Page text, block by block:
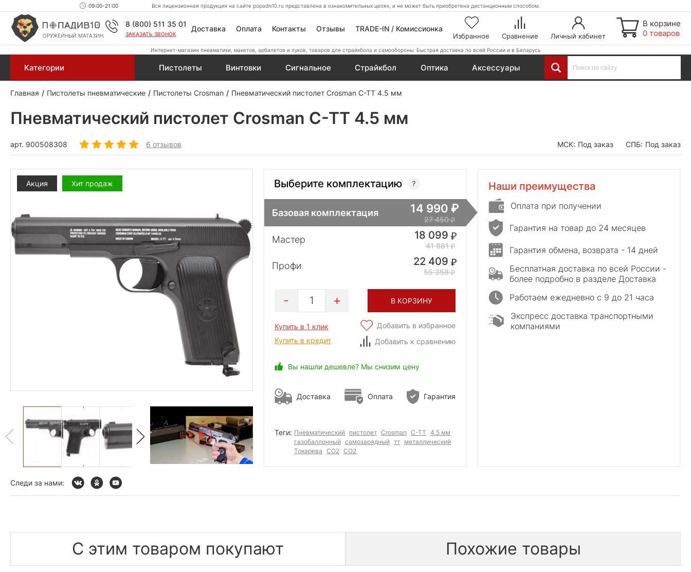
09:00-21:00 Вся лицензионная продукция на сайте popadiv10.ru представлена в ознакомительных целях, и не может быть приобретена дистанционным способом.
ОРУЖЕЙНЫЙ МАГАЗИН
8 (800) 511 35 01
ЗАКАЗАТЬ ЗВОНОК
Доставка Оплата Контакты Отзывы TRADE-IN / Комиссионка
Избранное Сравнение Личный кабинет
В корзине
0 товаров
Интернет-магазин пневматики, макетов, арбалетов и луков, товаров для страйкбола и самообороны. Быстрая доставка по всей России и в Беларусь
Категории Пистолеты Винтовки Сигнальное Страйкбол Оптика Аксессуары
Главная Пистолеты пневматические Пистолеты Crosman Пневматический пистолет Crosman C-TT 4.5 мм
Пневматический пистолет Crosman C-TT 4.5 мм
арт. 900508308 6 отзывов МСК: Под заказ СПБ: Под заказ
Акция Хит продаж Выберите комплектацию
Базовая комплектация 14 990
27 450
Мастер 18 099
41 881
Профи 22 409
55 358
1 В КОРЗИНУ
Купить в 1 клик
Купить в кредит
Добавить в избранное
Добавить к сравнению
Вы нашли дешевле? Мы снизим цену
Доставка Оплата Гарантия
Теги: Пневматический пистолет Crosman C-TT 4.5 мм
газобаллонный самозарядный тт металлический
Токарева СО2 CO2
Наши преимущества
Оплата при получении
Гарантия на товар до 24 месяцев
Гарантия обмена, возврата - 14 дней
Бесплатная доставка по всей России -
более подробно в разделе Доставка
Работаем ежедневно с 9 до 21 часа
Экспресс доставка транспортными
компаниями
Следи за нами:
С этим товаром покупают Похожие товары